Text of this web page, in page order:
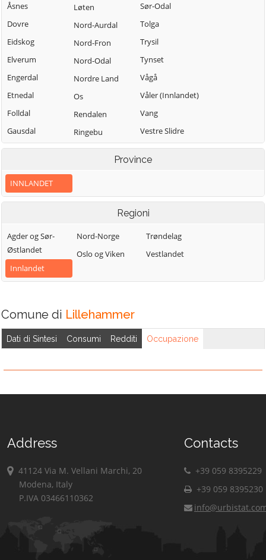
Åsnes
Dovre
Eidskog
Elverum
Engerdal
Etnedal
Folldal
Gausdal
Gjøvik
Grue
Hamar
Lesja
Løten
Nord-Aurdal
Nord-Fron
Nord-Odal
Nordre Land
Os
Rendalen
Ringebu
Ringsaker
Stange
Søndre Land
Sør-Odal
Tolga
Trysil
Tynset
Vågå
Våler (Innlandet)
Vang
Vestre Slidre
Vestre Toten
Østre Toten
Øystre Slidre
Province
INNLANDET
Regioni
Agder og Sør-
Østlandet
Innlandet
Nord-Norge
Oslo og Viken
Trøndelag
Vestlandet
Comune di Lillehammer
Dati di Sintesi Consumi Redditi Occupazione
Address
41124 Via M. Vellani Marchi, 20
Modena, Italy
P.IVA 03466110362
Contacts
+39 059 8395229
+39 059 8395230